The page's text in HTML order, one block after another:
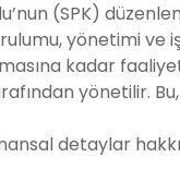
(SPK)
yönetimi ve
kadar
yönetilir.
detaylar